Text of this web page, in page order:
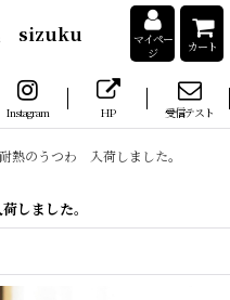
sizuku
マイペー
ジ
カート
Instagram HP 受信テスト
熱のうつわ 入荷しました。
しました。